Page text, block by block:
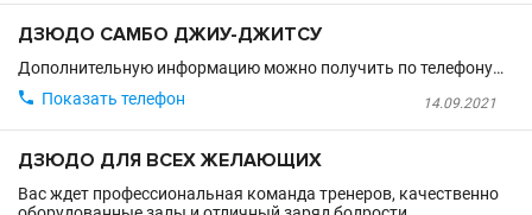
ДЗЮДО САМБО ДЖИУ-ДЖИТСУ
Дополнительную информацию можно получить по телефону…
14.09.2021
 Показать телефон
ДЗЮДО ДЛЯ ВСЕХ ЖЕЛАЮЩИХ
Вас ждет профессиональная команда тренеров, качественно